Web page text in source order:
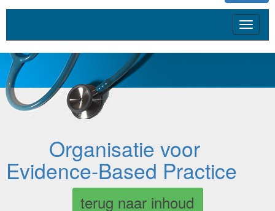
Toggle
Organisatie voor
Evidence-Based Practice
terug naar inhoud